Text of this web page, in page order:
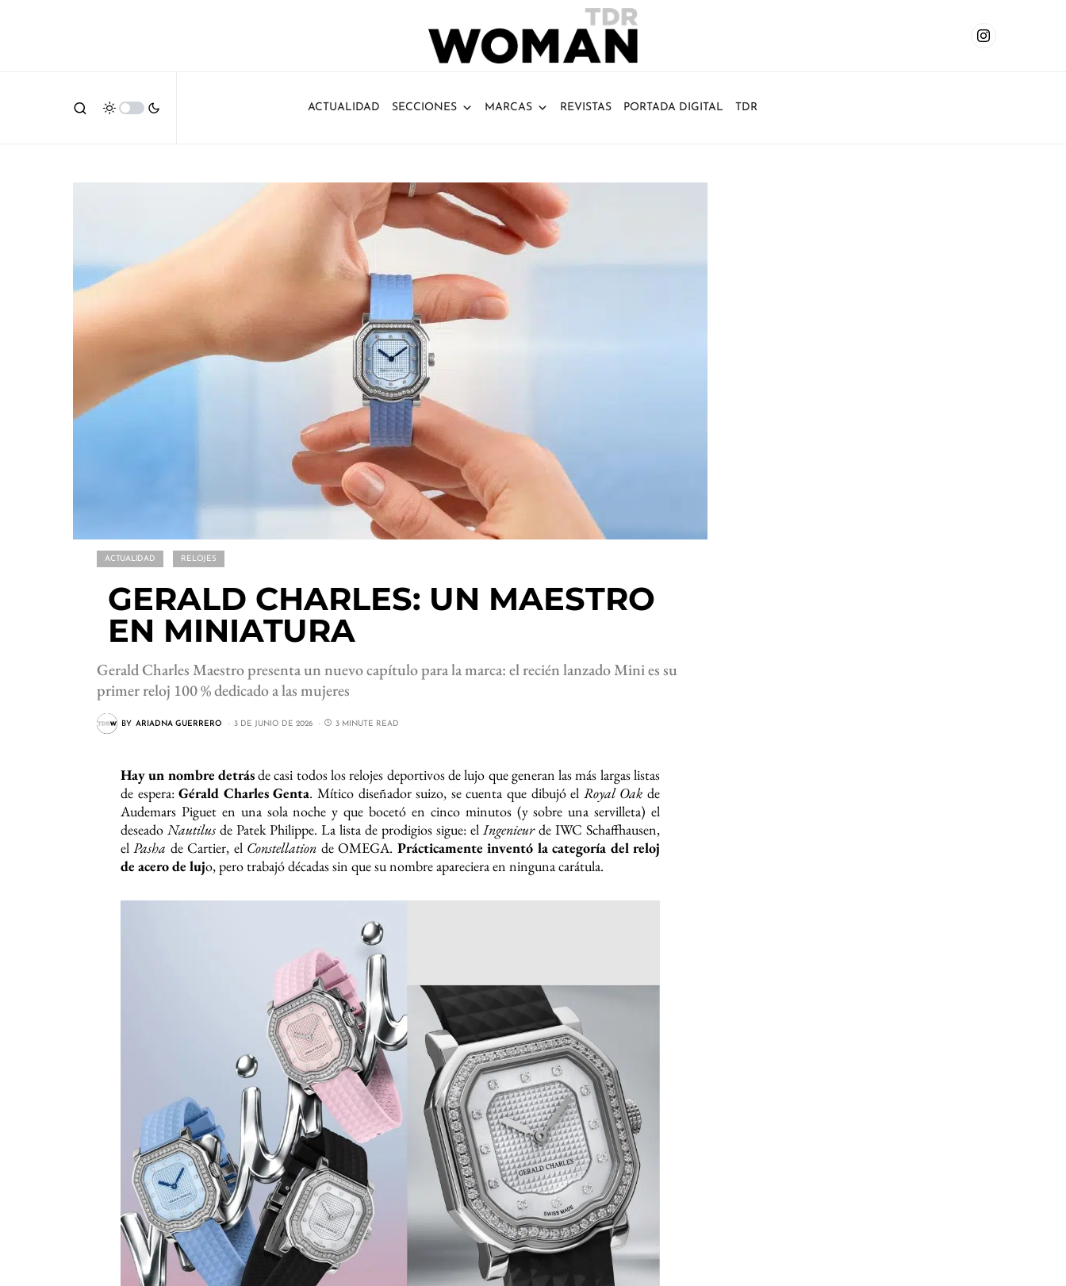
ACTUALIDAD SECCIONES MARCAS REVISTAS PORTADA DIGITAL TDR
ACTUALIDAD RELOJES
GERALD CHARLES: UN MAESTRO
EN MINIATURA
Gerald Charles Maestro presenta un nuevo capítulo para la marca: el recién lanzado Mini es su
primer reloj 100 % dedicado a las mujeres
BY ARIADNA GUERRERO 3 DE JUNIO DE 2026 3 MINUTE READ
Hay un nombre detrásde casi todos los relojes deportivos de lujo que generan las más largas listas
de espera:Gérald Charles Genta. Mítico diseñador suizo, se cuenta que dibujó el Royal Oak de
Audemars Piguet en una sola noche y que bocetó en cinco minutos (y sobre una servilleta) el
deseado Nautilus de Patek Philippe. La lista de prodigios sigue: elIngenieurde IWC Schaffhausen,
elPasha de Cartier, elConstellation de OMEGA. Prácticamente inventó la categoría del reloj
de acero de lujo, pero trabajó décadas sin que su nombre apareciera en ninguna carátula.